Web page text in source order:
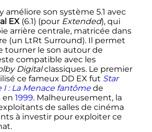
améliore son système 5.1 avec
EX(6.1) (pour Extended), qui
arrière centrale, matricée dans
(un LtRt Surround). Il permet
tourner le son autour de
compatible avec les
Digitalclassiques. Le premier
ce fameux DD EX fut Star
I : La Menace fantômede
en 1999. Malheureusement, la
de salles de cinéma
à investir pour exploiter ce